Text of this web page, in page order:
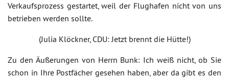
Verkaufsprozess gestartet, weil der Flughafen nicht von uns
betrieben werden sollte.
(Julia Klöckner, CDU: Jetzt brennt die Hütte!)
Zu den Äußerungen von Herrn Bunk: Ich weiß nicht, ob Sie
schon in Ihre Postfächer gesehen haben, aber da gibt es den